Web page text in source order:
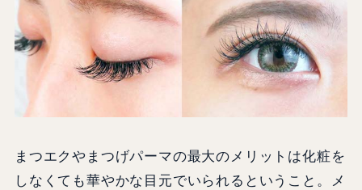
まつエクやまつげパーマの最大のメリットは化粧を
しなくても華やかな目元でいられるということ。メ